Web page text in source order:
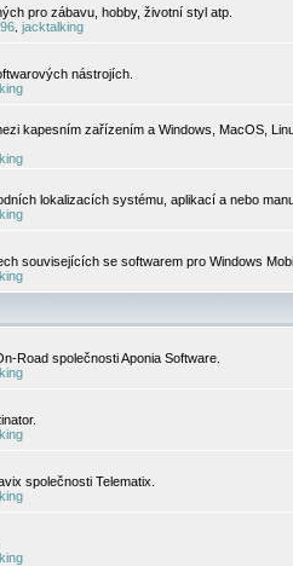
pro zábavu, hobby, životní styl atp.
jacktalking
nástrojích.
kapesním zařízením a Windows, MacOS,
lokalizacích systému, aplikací a nebo
souvisejících se softwarem pro Windows
Road společnosti Aponia Software.
společnosti Telematix.